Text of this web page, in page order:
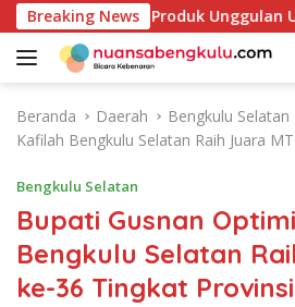
a
Breaking News
Potensi Produk Unggulan
Beranda Daerah Bengkulu Selatan
Kafilah Bengkulu Selatan Raih Juara
Bengkulu Selatan
Bupati Gusnan
Bengkulu Selatan
ke-36 Tingkat Provinsi